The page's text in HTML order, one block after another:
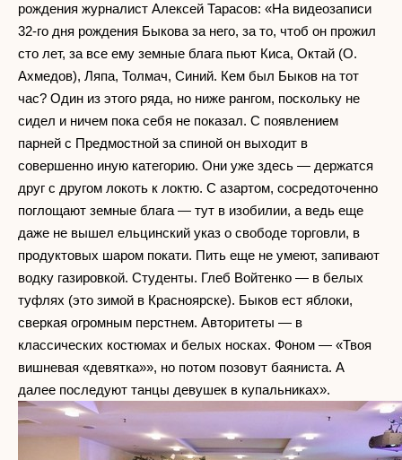
рождения журналист Алексей Тарасов: «На видеозаписи
32-го дня рождения Быкова за него, за то, чтоб он прожил
сто лет, за все ему земные блага пьют Киса, Октай (О.
Ахмедов), Ляпа, Толмач, Синий. Кем был Быков на тот
час? Один из этого ряда, но ниже рангом, поскольку не
сидел и ничем пока себя не показал. С появлением
парней с Предмостной за спиной он выходит в
совершенно иную категорию. Они уже здесь — держатся
друг с другом локоть к локтю. С азартом, сосредоточенно
поглощают земные блага — тут в изобилии, а ведь еще
даже не вышел ельцинский указ о свободе торговли, в
продуктовых шаром покати. Пить еще не умеют, запивают
водку газировкой. Студенты. Глеб Войтенко — в белых
туфлях (это зимой в Красноярске). Быков ест яблоки,
сверкая огромным перстнем. Авторитеты — в
классических костюмах и белых носках. Фоном — «Твоя
вишневая «девятка»», но потом позовут баяниста. А
далее последуют танцы девушек в купальниках».